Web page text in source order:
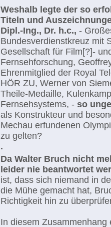
Weshalb legte der so
Titeln und
Dipl.-Ing., Dr. h.c., -
Bundesverdienstkreuz mit
Gesellschaft für Film[?]-
Fernsehforschung,
Ehrenmitglied der Royal
HÖR ZU, Werner von
Theile-Medaille,
Fernsehsystems, - so
als Konstrukteur und
Mechau erfundenen
zu gelten?
.
Da Walter Bruch nicht
leider nie beantwortet
ist, dass sich niemand in
die Mühe gemacht hat,
Richtigkeit hin zu
In diesem Zusammenhang